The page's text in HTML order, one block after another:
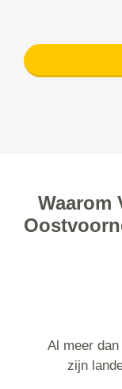
Waarom
Al meer
zijn